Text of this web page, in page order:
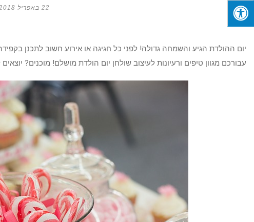
22 באפריל 2018
יום ההולדת הגיע והשמחה גדולה! לפני כל חגיגה או אירוע חשוב לתכנן
עבורכם מגוון טיפים ורעיונות לעיצוב שולחן יום הולדת מושלם! מוכנים?